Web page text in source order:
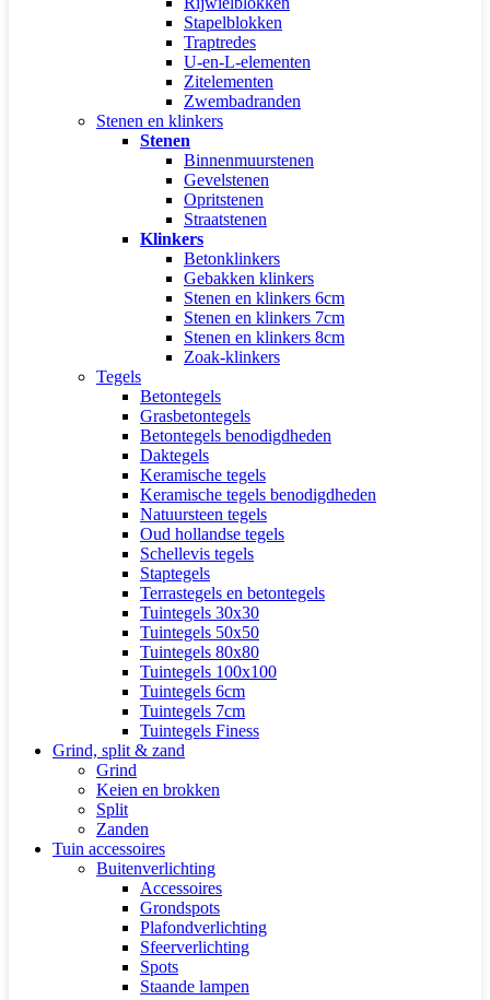
Stapelblokken
Traptredes
U-en-L-elementen
Zitelementen
Zwembadranden
Stenen en klinkers
Stenen
Binnenmuurstenen
Gevelstenen
Opritstenen
Straatstenen
Klinkers
Betonklinkers
Gebakken klinkers
Stenen en klinkers 6cm
Stenen en klinkers 7cm
Stenen en klinkers 8cm
Zoak-klinkers
Tegels
Betontegels
Grasbetontegels
Betontegels benodigdheden
Daktegels
Keramische tegels
Keramische tegels benodigdheden
Natuursteen tegels
Oud hollandse tegels
Schellevis tegels
Staptegels
Terrastegels en betontegels
Tuintegels 30x30
Tuintegels 50x50
Tuintegels 80x80
Tuintegels 100x100
Tuintegels 6cm
Tuintegels 7cm
Tuintegels Finess
Grind, split & zand
Grind
Keien en brokken
Split
Zanden
Tuin accessoires
Buitenverlichting
Accessoires
Grondspots
Plafondverlichting
Sfeerverlichting
Spots
Staande lampen